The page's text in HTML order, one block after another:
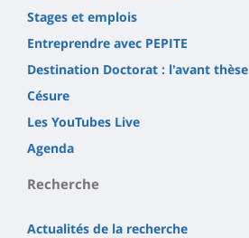
Stages et emplois
Entreprendre avec PEPITE
Destination Doctorat : l'avant thèse
Césure
Les YouTubes Live
Agenda
Recherche
Actualités de la recherche